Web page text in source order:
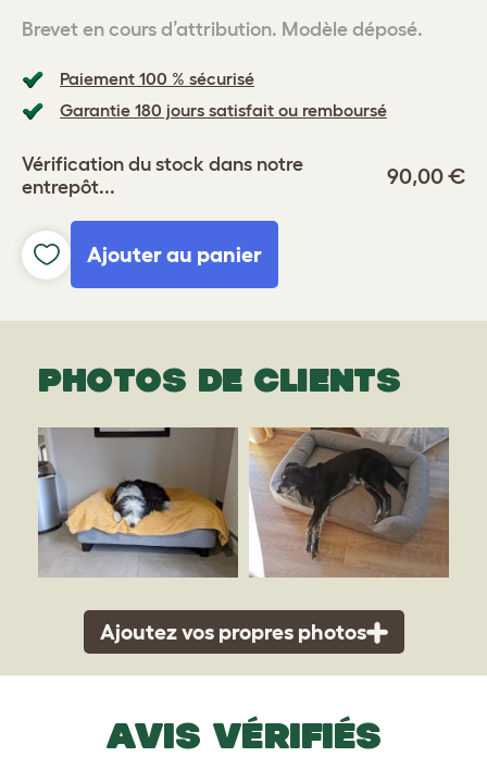
Paiement 100 % sécurisé
Garantie 180 jours satisfait ou remboursé
Vérification du stock dans notre
entrepôt...
90,00 €
Ajouter au panier
Brevet en cours d’attribution. Modèle déposé.
PHOTOS DE CLIENTS
Ajoutez vos propres photos
AVIS VÉRIFIÉS